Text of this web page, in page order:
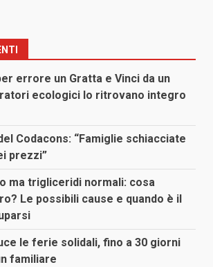
errore un Gratta e Vinci da un
ecologici lo ritrovano integro
Codacons: “Famiglie schiacciate
prezzi”
ma trigliceridi normali: cosa
Le possibili cause e quando è il
le ferie solidali, fino a 30 giorni
familiare